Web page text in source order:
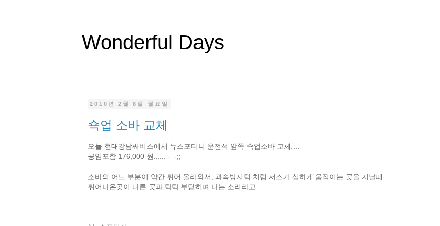
Wonderful Days
2010년 2월 8일 월요일
쇽업 소바 교체
오늘 현대강남써비스에서 뉴스포티니 운전석 앞쪽 쇽업소바 교체....
공임포함 176,000 원...... -_-;;
소바의 어느 부분이 약간 튀어 올라와서, 과속방지턱 처럼 서스가 심하게 움직이는 곳을 지날때
튀어나온곳이 다른 곳과 탁탁 부딛히며 나는 소리라고.....